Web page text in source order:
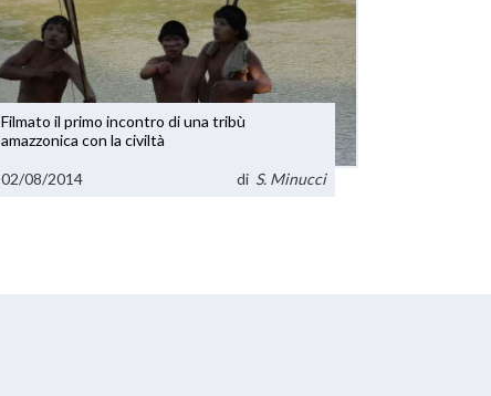
Filmato il primo incontro di una tribù
amazzonica con la civiltà
02/08/2014 di S. Minucci